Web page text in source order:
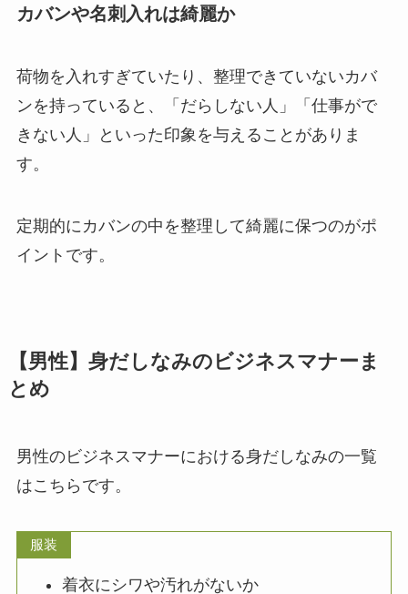
カバンや名刺入れは綺麗か
荷物を入れすぎていたり、整理できていないカバ
ンを持っていると、「だらしない人」「仕事がで
きない人」といった印象を与えることがありま
す。
定期的にカバンの中を整理して綺麗に保つのがポ
イントです。
【男性】身だしなみのビジネスマナーま
とめ
男性のビジネスマナーにおける身だしなみの一覧
はこちらです。
服装
着衣にシワや汚れがないか